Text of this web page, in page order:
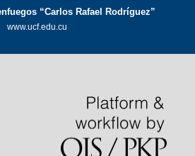
“Carlos Rafael Rodríguez”
www.ucf.edu.cu